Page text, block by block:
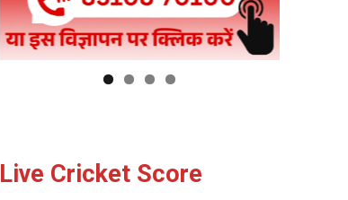
Live Cricket Score